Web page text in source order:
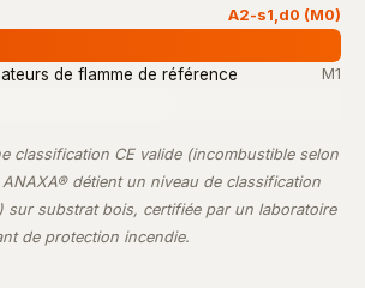
A2-s1,d0 (M0)
de flamme de référence M1
classification CE valide (incombustible selon
détient un niveau de classification
sur substrat bois, certifiée par un laboratoire
de protection incendie.